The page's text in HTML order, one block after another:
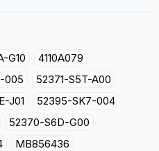
G10
4110A079
005
52371-S5T-A00
J01
52395-SK7-004
52370-S6D-G00
MB856436